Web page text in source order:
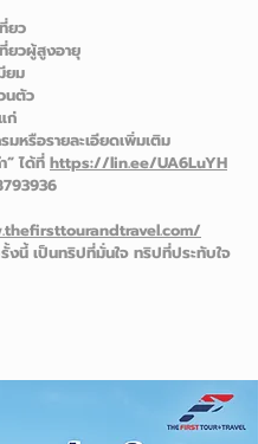
น กรุณาแจ้งล่วงหน้าอย่างน้อย 7
ว
ยวผู้สูงอายุ
ยม
นตัว
มหรือรายละเอียดเพิ่มเติม
” ได้ที่https://lin.ee/UA6LuYH